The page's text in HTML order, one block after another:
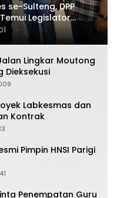
se-Sulteng, DPP
Legislator
Lingkar Moutong
Dieksekusi
Labkesmas dan
Kontrak
Pimpin HNSI Parigi
Penempatan Guru